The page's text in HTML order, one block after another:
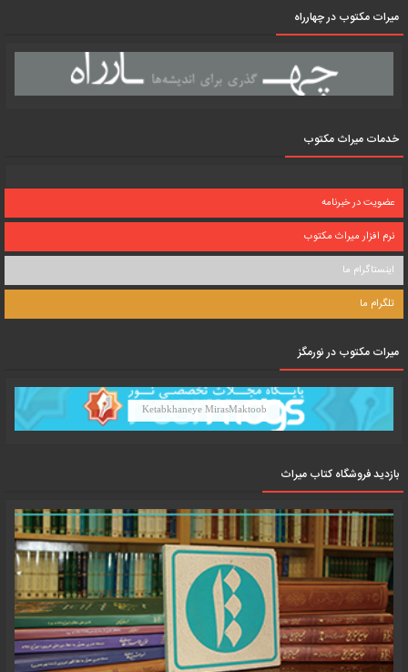
میرات مکتوب در چهارراه
خدمات میراث مکتوب
عضویت در خبرنامه
نرم افزار میراث مکتوب
اینستاگرام ما
تلگرام ما
میرات مکتوب در نورمگز
Ketabkhaneye MirasMaktoob
بازدید فروشگاه کتاب میراث